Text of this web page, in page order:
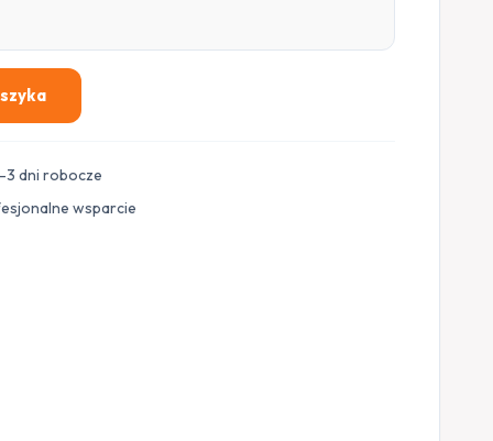
dni robocze
wsparcie